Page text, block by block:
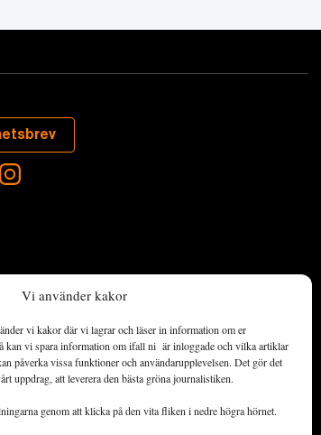
Vi använder kakor
vi kakor där vi lagrar och läser in information om er
kan vi spara information om ifall ni är inloggade och vilka artiklar
påverka vissa funktioner och användarupplevelsen. Det gör det
uppdrag, att leverera den bästa gröna journalistiken.
genom att klicka på den vita fliken i nedre högra hörnet.